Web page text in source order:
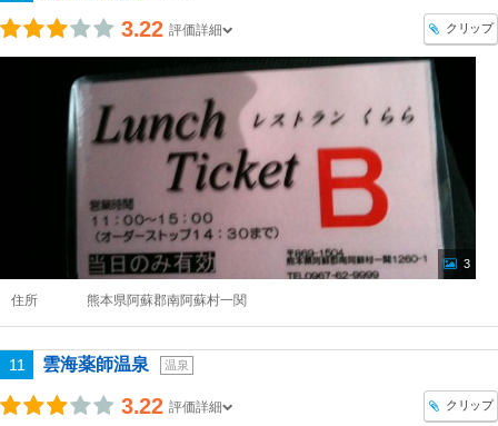
3.22 評価詳細 クリップ
3
住所 熊本県阿蘇郡南阿蘇村一関
11 雲海薬師温泉 温泉
3.22 評価詳細 クリップ